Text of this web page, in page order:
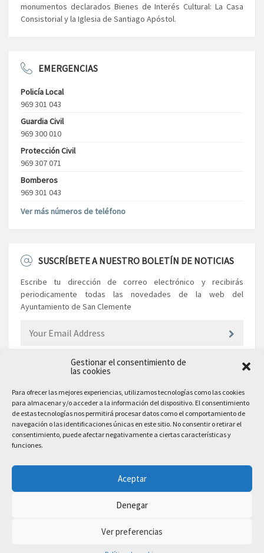
Gestionar el consentimiento de
las cookies
Para ofrecer las mejores experiencias, utilizamos tecnologías como las cookies
para almacenar y/o acceder a la información del dispositivo. El consentimiento
de estas tecnologías nos permitirá procesar datos como el comportamiento de
navegación o las identificaciones únicas en este sitio. No consentir o retirar el
consentimiento, puede afectar negativamente a ciertas características y
funciones.
Aceptar
Denegar
Ver preferencias
monumentos declarados Bienes de Interés Cultural: La Casa
Consistorial y la Iglesia de Santiago Apóstol.
EMERGENCIAS
Policía Local
969 301 043
Guardia Civil
969 300 010
Protección Civil
969 307 071
Bomberos
969 301 043
Ver más números de teléfono
SUSCRÍBETE A NUESTRO BOLETÍN DE NOTICIAS
Escribe tu dirección de correo electrónico y recibirás
periodicamente todas las novedades de la web del
Ayuntamiento de San Clemente
EL AYUNTAMIENTO
Plaza Mayor, 10
San Clemente, 16600, Cuenca
Teléfono: 969 300 003
Email Comunicación y Publicidad:
comunicacion@sanclemente.es
2023 © Ayuntamiento de San Clemente. Todos los derechos reservados